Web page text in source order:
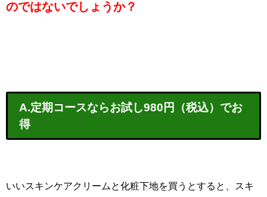
のではないでしょうか？
A.定期コースならお試し980円（税込）でお
得
いいスキンケアクリームと化粧下地を買うとすると、スキ